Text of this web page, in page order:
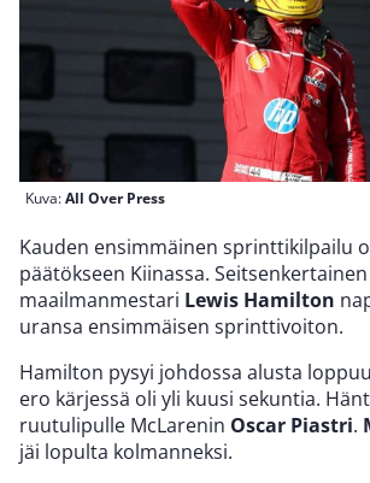
Kuva:All Over Press
Kauden ensimmäinen sprinttikilpailu
päätökseen Kiinassa. Seitsenkertainen
maailmanmestari Lewis Hamilton
uransa ensimmäisen sprinttivoiton.
Hamilton pysyi johdossa alusta
ero kärjessä oli yli kuusi sekuntia.
ruutulipulle McLarenin Oscar Piastri.
jäi lopulta kolmanneksi.